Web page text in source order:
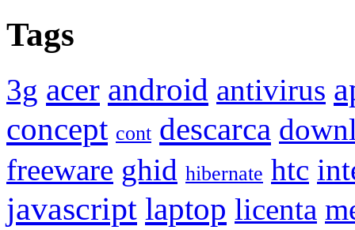
Tags
3g acer android antivirus
concept cont descarca
freeware ghid hibernate htc
javascript laptop licenta